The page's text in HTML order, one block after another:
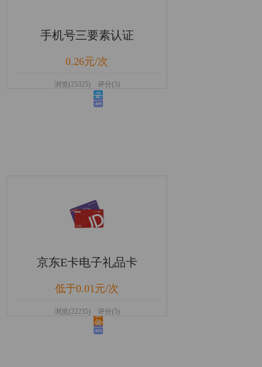
手机号三要素认证
0.26元/次
浏览(25325) 评分(5)
京东E卡电子礼品卡
低于0.01元/次
浏览(22235) 评分(5)